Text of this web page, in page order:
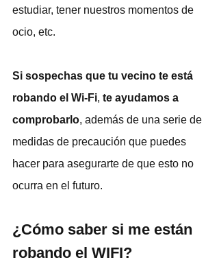
estudiar, tener nuestros momentos de
ocio, etc.
Si sospechas que tu vecino te está
robando el Wi-Fi, te ayudamos a
comprobarlo, además de una serie de
medidas de precaución que puedes
hacer para asegurarte de que esto no
ocurra en el futuro.
¿Cómo saber si me están
robando el WIFI?